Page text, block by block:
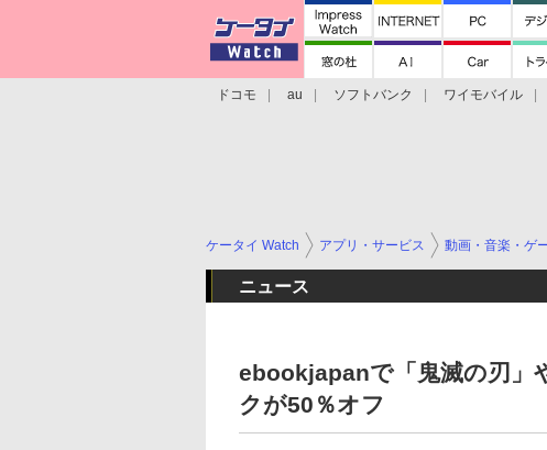
ドコモ au ソフトバンク ワイモバイル
ケータイ Watch アプリ・サービス 動画・音楽・ゲ
ニュース
ebookjapanで「鬼滅の刃」
クが50％オフ